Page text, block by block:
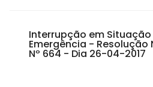
Interrupção em
Emergência - Resolução
Nº 664 - Dia 26-04-2017